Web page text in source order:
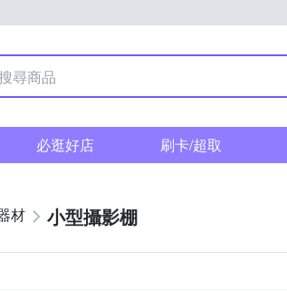
必逛好店 刷卡/超取
材 小型攝影棚